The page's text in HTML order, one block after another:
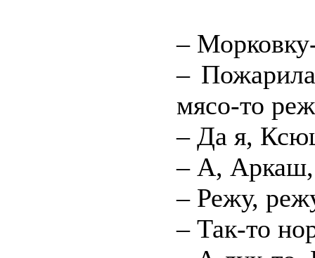
–
–
мясо-то
– Да я,
– А, Аркаш,
– Режу,
– Так-то